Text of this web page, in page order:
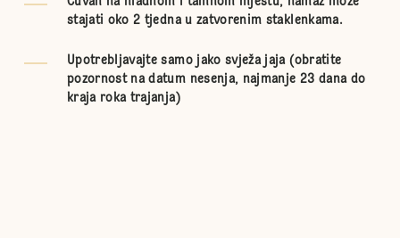
stajati oko 2 tjedna u zatvorenim staklenkama.
Upotrebljavajte samo jako svježa jaja (obratite
pozornost na datum nesenja, najmanje 23 dana do
kraja roka trajanja)